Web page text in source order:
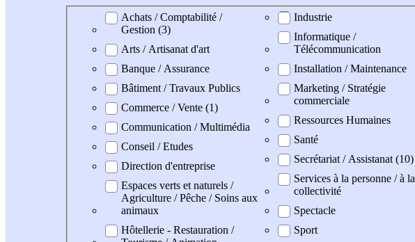
Domaine professionel
Achats / Comptabilité /
Gestion (3)
Arts / Artisanat d'art
Banque / Assurance
Bâtiment / Travaux Publics
Commerce / Vente (1)
Communication / Multimédia
Conseil / Etudes
Direction d'entreprise
Espaces verts et naturels /
Agriculture / Pêche / Soins aux
animaux
Hôtellerie - Restauration /
Industrie
Informatique /
Télécommunication
Installation / Maintenance
Marketing / Stratégie
commerciale
Ressources Humaines
Santé
Secrétariat / Assistanat (10)
Services à la personne / à la
collectivité
Spectacle
Sport